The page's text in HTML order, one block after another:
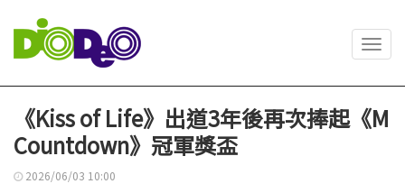
《Kiss of Life》出道3年後再次捧起《M
Countdown》冠軍獎盃
2026/06/03 10:00